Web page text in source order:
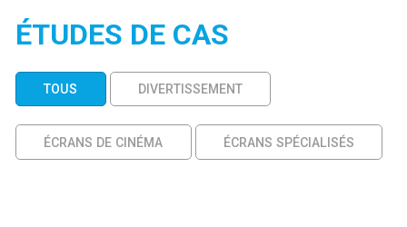
ÉTUDES DE CAS
TOUS DIVERTISSEMENT
ÉCRANS DE CINÉMA ÉCRANS SPÉCIALISÉS